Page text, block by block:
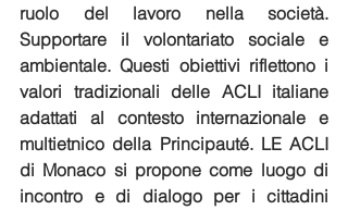
ruolo del lavoro nella società.
Supportare il volontariato sociale e
ambientale. Questi obiettivi riflettono i
valori tradizionali delle ACLI italiane
adattati al contesto internazionale e
multietnico della Principauté. LE ACLI
di Monaco si propone come luogo di
incontro e di dialogo per i cittadini